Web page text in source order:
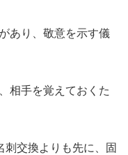
あり、敬意を示す儀
相手を覚えておくた
刺交換よりも先に、固